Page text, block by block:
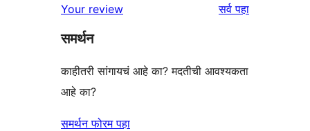
परीक्षणे
तारांकित
परीक्षणे
Your review सर्वपुनरावलोकने
पहा
समर्थन
काहीतरी सांगायचं आहे का? मदतीची आवश्यकता
आहे का?
समर्थन फोरम पहा